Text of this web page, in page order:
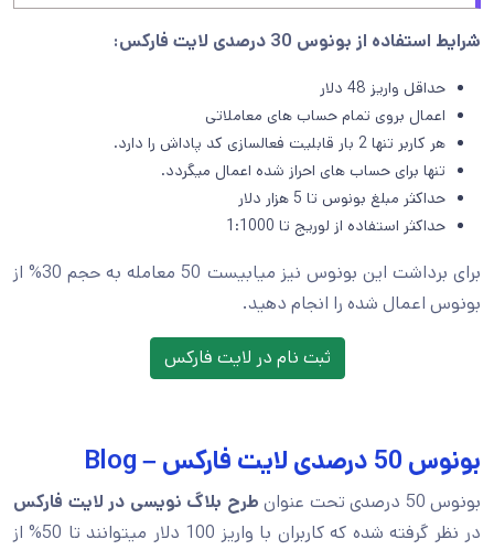
شرایط استفاده از بونوس 30 درصدی لایت فارکس :
حداقل واریز 48 دلار
اعمال بروی تمام حساب های معاملاتی
هر کاربر تنها 2 بار قابلیت فعالسازی کد پاداش را دارد.
تنها برای حساب های احراز شده اعمال میگردد.
حداکثر مبلغ بونوس تا 5 هزار دلار
حداکثر استفاده از لوریج تا 1:1000
برای برداشت این بونوس نیز میابیست 50 معامله به حجم 30% از
بونوس اعمال شده را انجام دهید.
ثبت نام در لایت فارکس
بونوس 50 درصدی لایت فارکس – Blog
بونوس 50 درصدی تحت عنوان
طرح بلاگ نویسی در لایت فارکس
در نظر گرفته شده که کاربران با واریز 100 دلار میتوانند تا 50% از